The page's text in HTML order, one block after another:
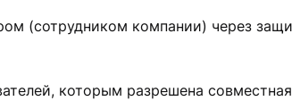
(сотрудником компании) через
которым разрешена